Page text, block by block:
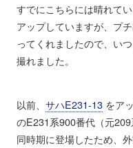
すでにこちらには晴れて
アップしていますが、プ
ってくれましたので、い
撮れました。
以前、 サハE231-13をア
のE231系900番代（元
同時期に登場したため、